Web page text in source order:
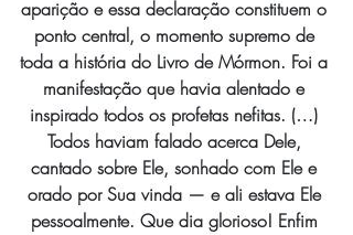
aparição e essa declaração constituem o
ponto central, o momento supremo de
toda a história do Livro de Mórmon. Foi a
manifestação que havia alentado e
inspirado todos os profetas nefitas. (…)
Todos haviam falado acerca Dele,
cantado sobre Ele, sonhado com Ele e
orado por Sua vinda — e ali estava Ele
pessoalmente. Que dia glorioso! Enfim